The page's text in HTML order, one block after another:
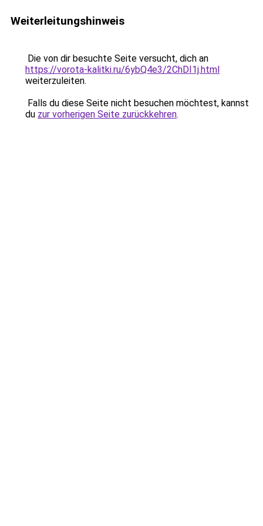
Weiterleitungshinweis
Die von dir besuchte Seite versucht, dich an
https://vorota-kalitki.ru/6ybQ4e3/2ChDI1j.html
weiterzuleiten.
Falls du diese Seite nicht besuchen möchtest, kannst
du zur vorherigen Seite zurückkehren.